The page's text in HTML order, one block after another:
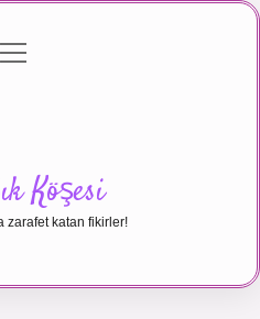
menüyü
Köşesi
zarafet katan fikirler!